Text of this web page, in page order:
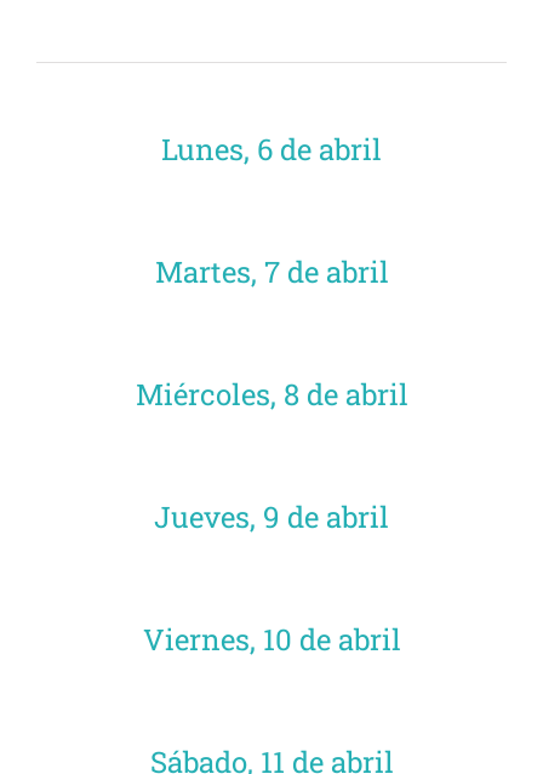
Lunes, 6 de abril
Martes, 7 de abril
Miércoles, 8 de abril
Jueves, 9 de abril
Viernes, 10 de abril
Sábado, 11 de abril